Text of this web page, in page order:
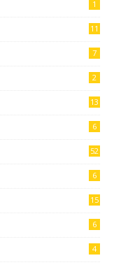
1
11
7
2
13
6
52
6
15
6
4